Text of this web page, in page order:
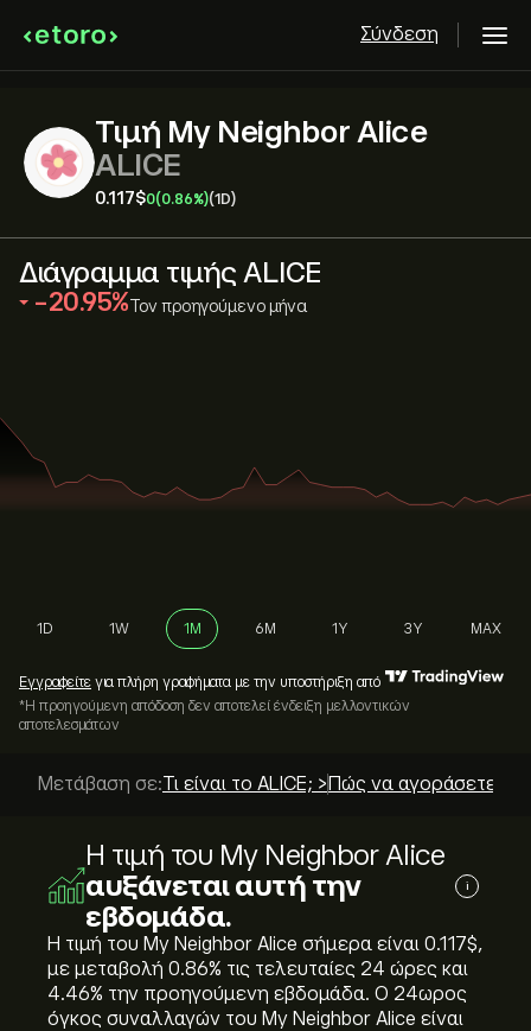
Σύνδεση
Τιμή My Neighbor Alice
ALICE
0.117‎$‎0(0.86%)(1D)
Διάγραμμα τιμής ALICE
‎-20.95‎ Τον προηγούμενο μήνα
1D 1W 1M 6M 1Y 3Y MAX
Εγγραφείτε για πλήρη γραφήματα με την υποστήριξη από
*Η προηγούμενη απόδοση δεν αποτελεί ένδειξη μελλοντικών
αποτελεσμάτων
Μετάβαση σε:Τι είναι το ALICE; > Πώς να αγοράσετε; >
Η τιμή του My Neighbor Alice
αυξάνεται αυτή την
εβδομάδα.
i
Η τιμή του My Neighbor Alice σήμερα είναι 0.117‎$‎,
με μεταβολή ‎0.86‎% τις τελευταίες 24 ώρες και
‎4.46‎% την προηγούμενη εβδομάδα. Ο 24ωρος
όγκος συναλλαγών του My Neighbor Alice είναι